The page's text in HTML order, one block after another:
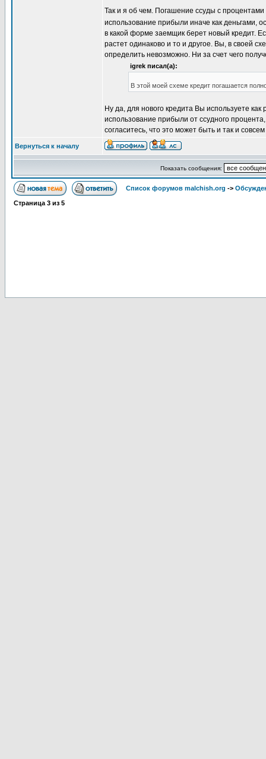
Так и я об чем. Погашение ссуды с
использование прибыли иначе как деньгами,
в какой форме заемщик берет новый кредит.
растет одинаково и то и другое. Вы, в своей
определить невозможно. Ни за счет чего
igrek писал(а):
В этой моей схеме кредит погашается
Ну да, для нового кредита Вы используете
использование прибыли от ссудного
согласитесь, что это может быть и так и
Вернуться к началу
Показать сообщения:
Список форумов malchish.org ->
Страница 3 из 5